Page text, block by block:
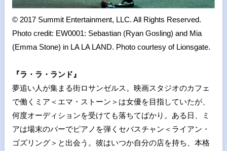
© 2017 Summit Entertainment, LLC. All Rights Reserved.
Photo credit: EW0001: Sebastian (Ryan Gosling) and Mia
(Emma Stone) in LA LA LAND. Photo courtesy of Lionsgate.
『ラ・ラ・ランド』
夢追い人が集まる街ロサンゼルス。映画スタジオのカフェ
で働くミア＜エマ・ストーン＞は女優を目指していたが、
何度オーディションを受けても落ちてばかり。ある日、ミ
アは場末のバーでピアノを弾くセバスチャン＜ライアン・
ゴズリング＞と出会う。彼はいつか自分の店を持ち、本格